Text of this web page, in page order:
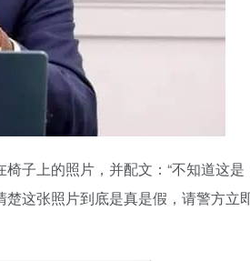
子上的照片，并配文：“不知道这是
这张照片到底是真是假，请警方立